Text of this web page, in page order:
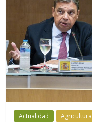
Actualidad Agricultura